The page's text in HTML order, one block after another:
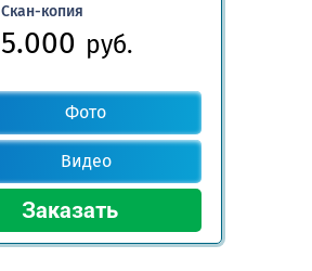
Скан-копия
5.000 руб.
Фото
Видео